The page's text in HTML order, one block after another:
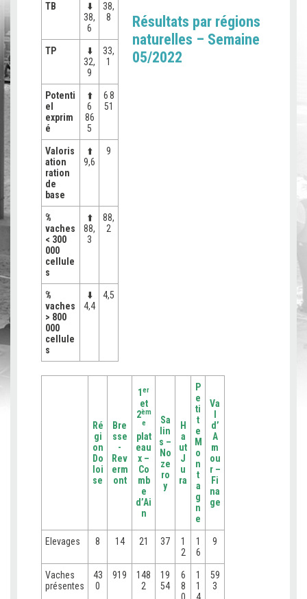
TB
⬇️
38,
6
38,
8
TP
⬇️
32,
9
33,
1
Potenti
el
exprim
é
⬆️
6
86
5
6 8
51
Valoris
ation
ration
de
base
⬆️
9,6
9
%
vaches
< 300
000
cellule
s
⬆️
88,
3
88,
2
%
vaches
> 800
000
cellule
s
⬇️
4,4
4,5
Résultats par régions
naturelles – Semaine
05/2022
Ré
gi
on
Do
loi
se
Bre
sse
-
Rev
erm
ont
1 er
et
2èm
e
plat
eau
x –
Co
mb
e
d’Ai
n
Sa
lin
s –
No
ze
ro
y
H
a
ut
J
u
ra
P
e
ti
t
e
M
o
n
t
a
g
n
e
Va
d’
A
m
ou
r –
Fi
na
ge
Elevages 8 14 21 37
1
2
1
6
9
Vaches
présentes
43
0
919
148
2
19
54
6
8
1
1
59
3